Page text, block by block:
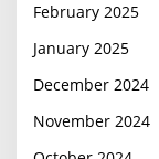
February 2025
January 2025
December 2024
November 2024